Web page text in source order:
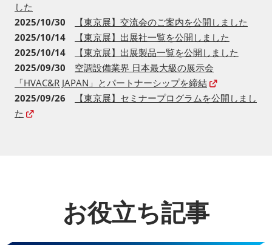
した
2025/10/30
【東京展】交流会のご案内を公開しました
2025/10/14
【東京展】出展社一覧を公開しました
2025/10/14
【東京展】出展製品一覧を公開しました
2025/09/30 空調設備業界 日本最大級の展示会
「HVAC&R JAPAN」とパートナーシップを締結
2025/09/26
【東京展】セミナープログラムを公開しまし
た
お役立ち記事